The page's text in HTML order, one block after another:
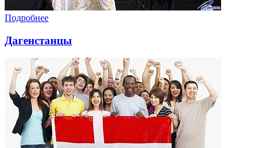
Подробнее
Дагенстанцы